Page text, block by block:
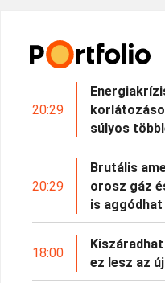
20:29
súlyos
20:29
Brutális
orosz gáz
is aggódhat
18:00
ez lesz az